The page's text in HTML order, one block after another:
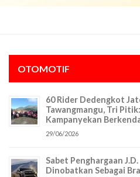
OTOMOTIF
60 Rider Dedengkot
Tawangmangu, Tri
Kampanyekan
29/06/2026
Sabet Penghargaan
Dinobatkan Sebagai